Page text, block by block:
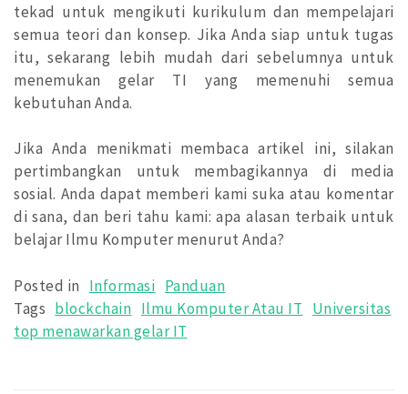
tekad untuk mengikuti kurikulum dan mempelajari
semua teori dan konsep. Jika Anda siap untuk tugas
itu, sekarang lebih mudah dari sebelumnya untuk
menemukan gelar TI yang memenuhi semua
kebutuhan Anda.
Jika Anda menikmati membaca artikel ini, silakan
pertimbangkan untuk membagikannya di media
sosial. Anda dapat memberi kami suka atau komentar
di sana, dan beri tahu kami: apa alasan terbaik untuk
belajar Ilmu Komputer menurut Anda?
Posted in Informasi Panduan
Tags blockchain Ilmu Komputer Atau IT Universitas
top menawarkan gelar IT